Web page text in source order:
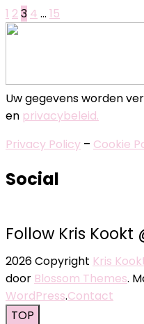
Berichten
paginering
Pagina
1 Pagina
2Pagina
3 Pagina
4 … Pagina
15
Uw gegevens worden
en privacybeleid.
Privacy Policy – Cookie
Social
Follow Kris Kookt
2026 Copyright Kris
door Blossom Themes.
WordPress.Contact
TOP